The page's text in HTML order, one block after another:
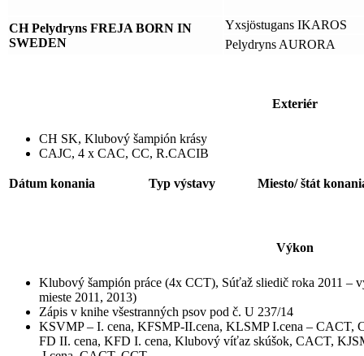
CH Pelydryns FREJA BORN IN
SWEDEN
Yxsjöstugans IKAROS
Pelydryns AURORA
Exteriér
CH SK, Klubový šampión krásy
CAJC, 4 x CAC, CC, R.CACIB
Dátum konania Typ výstavy Miesto/ štát
Výkon
Klubový šampión práce (4x CCT), Súťaž sliedič roka 2011 –
mieste 2011, 2013)
Zápis v knihe všestranných psov pod č. U 237/14
KSVMP – I. cena, KFSMP-II.cena, KLSMP I.cena – CACT,
FD II. cena, KFD I. cena, Klubový víťaz skúšok, CACT,